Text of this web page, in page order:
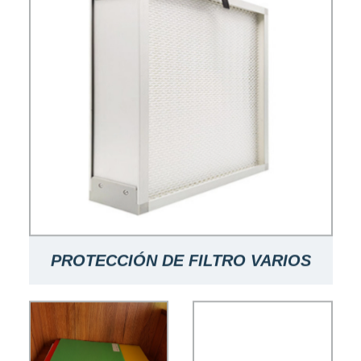
PROTECCIÓN DE FILTRO VARIOS
ESTILOS DE MALLA DE FILTRO